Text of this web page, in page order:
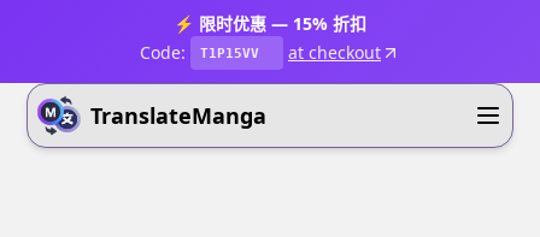
⚡ 限时优惠 — 15% 折扣
Code:
T1P15VV at checkout
TranslateManga